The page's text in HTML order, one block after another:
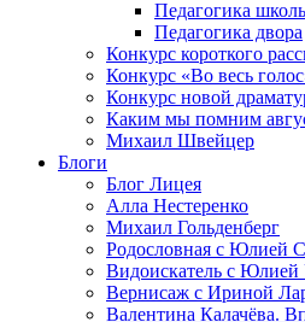
Педагогика
Педагогика двора
Конкурс короткого
Конкурс «Во весь
Конкурс новой
Каким мы помним
Михаил Швейцер
Блоги
Блог Лицея
Алла Нестеренко
Михаил Гольденберг
Родословная с Юлией
Видоискатель с
Вернисаж с Ириной
Валентина Калачёва.